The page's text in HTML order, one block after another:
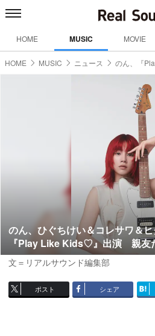
HOME MUSIC MOVIE
HOME MUSIC ニュース のん、『
のん、ひぐちけい＆コレサワ＆
『Play Like Kids♡』出演 親友
文＝リアルサウンド編集部
ポスト シェア